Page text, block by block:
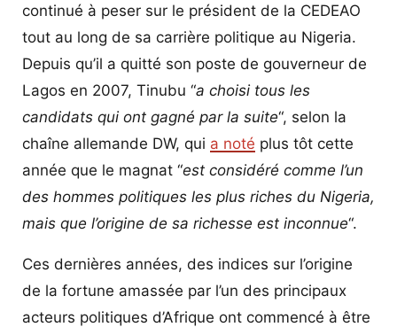
continué à peser sur le président de la CEDEAO
tout au long de sa carrière politique au Nigeria.
Depuis qu’il a quitté son poste de gouverneur de
Lagos en 2007, Tinubu “a choisi tous les
candidats qui ont gagné par la suite“, selon la
chaîne allemande DW, qui a noté plus tôt cette
année que le magnat “est considéré comme l’un
des hommes politiques les plus riches du Nigeria,
mais que l’origine de sa richesse est inconnue“.
Ces dernières années, des indices sur l’origine
de la fortune amassée par l’un des principaux
acteurs politiques d’Afrique ont commencé à être